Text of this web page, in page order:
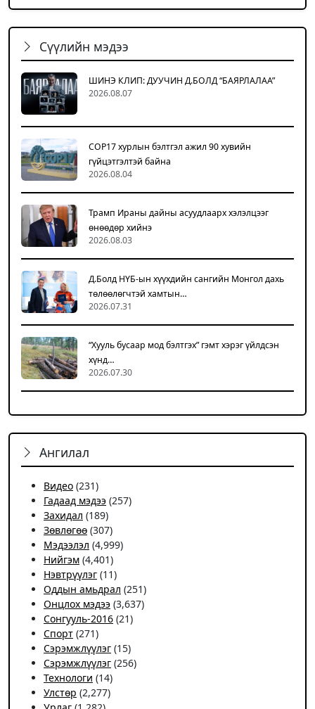
Сүүлийн мэдээ
ШИНЭ КЛИП: ДУУЧИН Д.БОЛД “БАЯРЛАЛАА”
2026.08.07
COP17 хурлын бэлтгэл ажил 90 хувийн
гүйцэтгэлтэй байна
2026.08.04
Трамп Ираны дайны асуудлаарх хэлэлцээг
өнөөдөр хийнэ
2026.08.03
Д.Болд НҮБ-ын хүүхдийн сангийн Монгол дахь
төлөөлөгчтэй хамтын…
2026.07.31
“Хууль бусаар мод бэлтгэх” гэмт хэрэг үйлдсэн
хүнд…
2026.07.30
Ангилал
Видео (231)
Гадаад мэдээ (257)
Захидал (189)
Зөвлөгөө (307)
Мэдээлэл (4,999)
Нийгэм (4,401)
Нэвтрүүлэг (11)
Оддын амьдрал (251)
Онцлох мэдээ (3,637)
Сонгууль-2016 (21)
Спорт (271)
Сэрэмжлүүлэг (15)
Сэрэмжлүүлэг (256)
Технологи (14)
Улстөр (2,277)